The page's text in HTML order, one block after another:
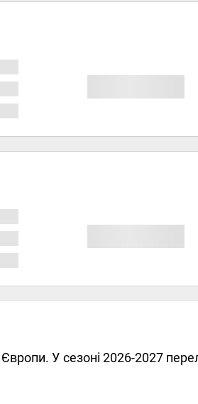
У сезоні 2026-2027